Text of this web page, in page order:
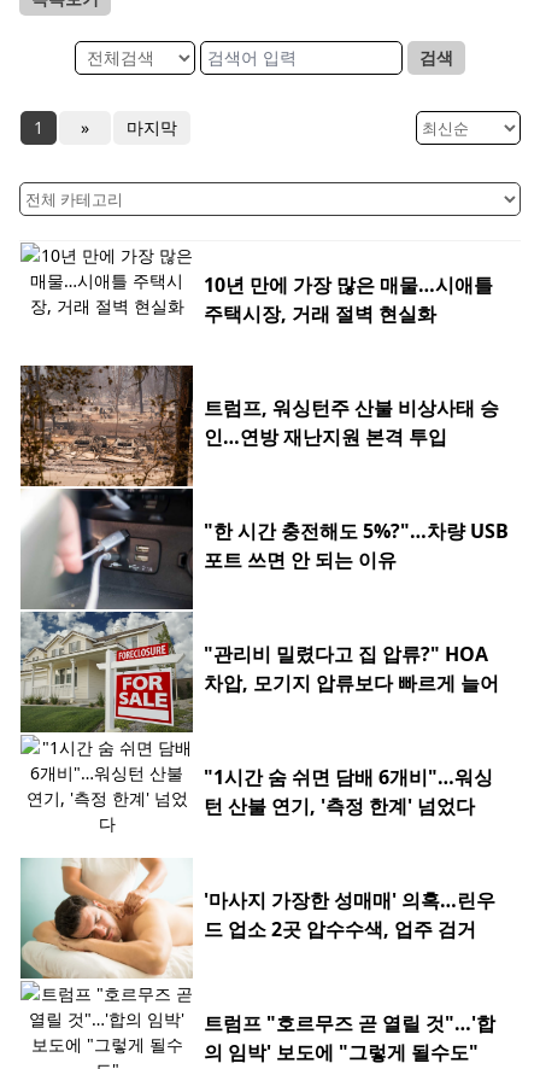
검색
1 » 마지막
10년 만에 가장 많은 매물…시애틀
주택시장, 거래 절벽 현실화
트럼프, 워싱턴주 산불 비상사태 승
인…연방 재난지원 본격 투입
"한 시간 충전해도 5%?"…차량 USB
포트 쓰면 안 되는 이유
"관리비 밀렸다고 집 압류?" HOA
차압, 모기지 압류보다 빠르게 늘어
"1시간 숨 쉬면 담배 6개비"…워싱
턴 산불 연기, '측정 한계' 넘었다
'마사지 가장한 성매매' 의혹…린우
드 업소 2곳 압수수색, 업주 검거
트럼프 "호르무즈 곧 열릴 것"…'합
의 임박' 보도에 "그렇게 될수도"